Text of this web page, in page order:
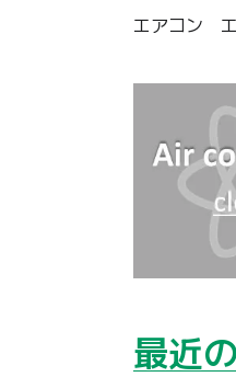
エアコン
最近